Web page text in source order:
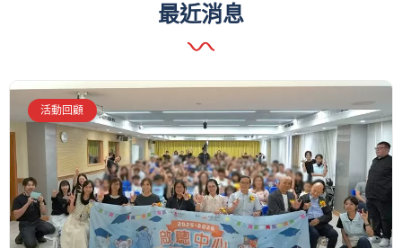
最近消息
活動回顧